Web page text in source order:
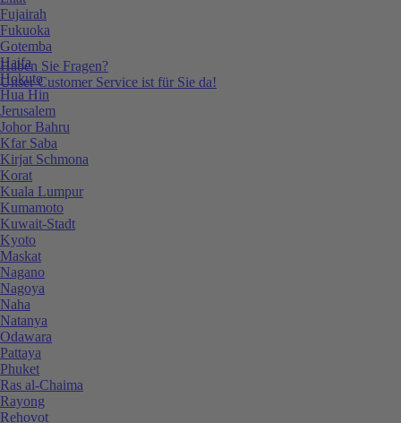
Haben Sie Fragen?
Unser Customer Service ist für Sie da!
Fujairah
Fukuoka
Gotemba
Haifa
Hokuto
Hua Hin
Jerusalem
Johor Bahru
Kfar Saba
Kirjat Schmona
Korat
Kuala Lumpur
Kumamoto
Kuwait-Stadt
Kyoto
Maskat
Nagano
Nagoya
Naha
Natanya
Odawara
Pattaya
Phuket
Ras al-Chaima
Rayong
Rehovot